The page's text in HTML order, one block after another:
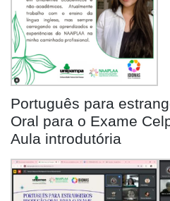
Português para
Oral para o Exame
Aula introdutória